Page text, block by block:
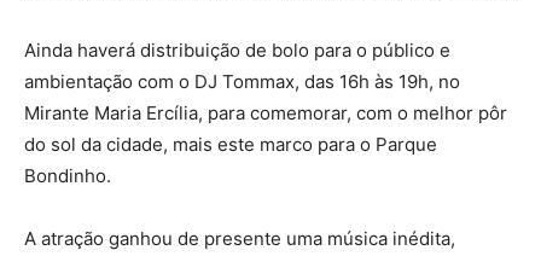
Ainda haverá distribuição de bolo para o público e
ambientação com o DJ Tommax, das 16h às 19h, no
Mirante Maria Ercília, para comemorar, com o melhor pôr
do sol da cidade, mais este marco para o Parque
Bondinho.
A atração ganhou de presente uma música inédita,